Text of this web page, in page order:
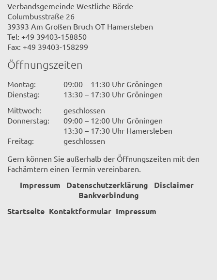
Verbandsgemeinde Westliche Börde
Columbusstraße 26
39393 Am Großen Bruch OT Hamersleben
Tel: +49 39403-158850
Fax: +49 39403-158299
Öffnungszeiten
Montag:
09:00 – 11:30 Uhr Gröningen
Dienstag:
13:30 – 17:30 Uhr Gröningen
Mittwoch:
geschlossen
Donnerstag:
09:00 – 12:00 Uhr Gröningen
13:30 – 17:30 Uhr Hamersleben
Freitag:
geschlossen
Gern können Sie außerhalb der Öffnungszeiten mit den
Fachämtern einen Termin vereinbaren.
Impressum Datenschutzerklärung
Disclaimer
Bankverbindung
Startseite Kontaktformular Impressum